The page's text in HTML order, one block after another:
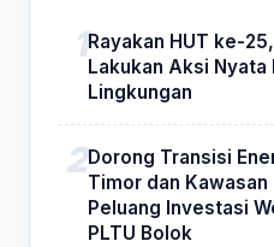
Rayakan HUT ke-
Lakukan Aksi
Lingkungan
Dorong Transisi
Timor dan
Peluang Investasi
PLTU Bolok